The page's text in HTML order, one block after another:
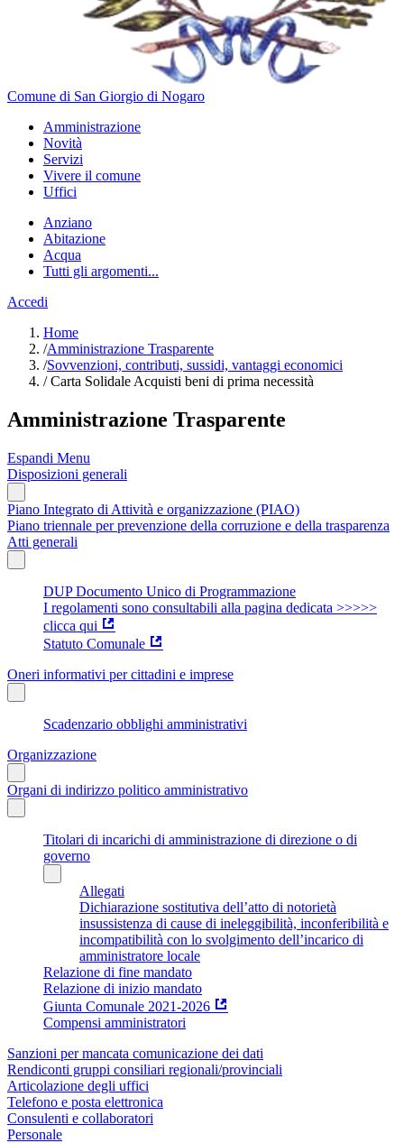
Comune di San Giorgio di Nogaro
Amministrazione
Novità
Servizi
Vivere il comune
Uffici
Anziano
Abitazione
Acqua
Tutti gli argomenti...
Accedi
Home
/Amministrazione Trasparente
/Sovvenzioni, contributi, sussidi, vantaggi economici
/Carta Solidale Acquisti beni di prima necessità
Amministrazione Trasparente
Espandi Menu
Disposizioni generali
Piano Integrato di Attività e organizzazione (PIAO)
Piano triennale per prevenzione della corruzione e della trasparenza
Atti generali
DUP Documento Unico di Programmazione
I regolamenti sono consultabili alla pagina dedicata >>>>>
clicca qui
Statuto Comunale
Oneri informativi per cittadini e imprese
Scadenzario obblighi amministrativi
Organizzazione
Organi di indirizzo politico amministrativo
Titolari di incarichi di amministrazione di direzione o di
governo
Allegati
Dichiarazione sostitutiva dell’atto di notorietà
insussistenza di cause di ineleggibilità, inconferibilità e
incompatibilità con lo svolgimento dell’incarico di
amministratore locale
Relazione di fine mandato
Relazione di inizio mandato
Giunta Comunale 2021-2026
Compensi amministratori
Sanzioni per mancata comunicazione dei dati
Rendiconti gruppi consiliari regionali/provinciali
Articolazione degli uffici
Telefono e posta elettronica
Consulenti e collaboratori
Personale